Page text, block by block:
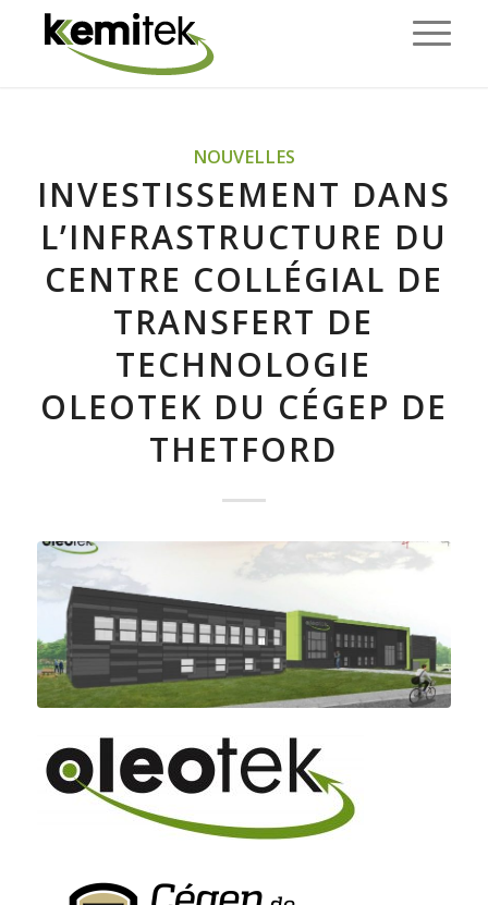
NOUVELLES
INVESTISSEMENT DANS
L’INFRASTRUCTURE DU
CENTRE COLLÉGIAL DE
TRANSFERT DE
TECHNOLOGIE
OLEOTEK DU CÉGEP DE
THETFORD